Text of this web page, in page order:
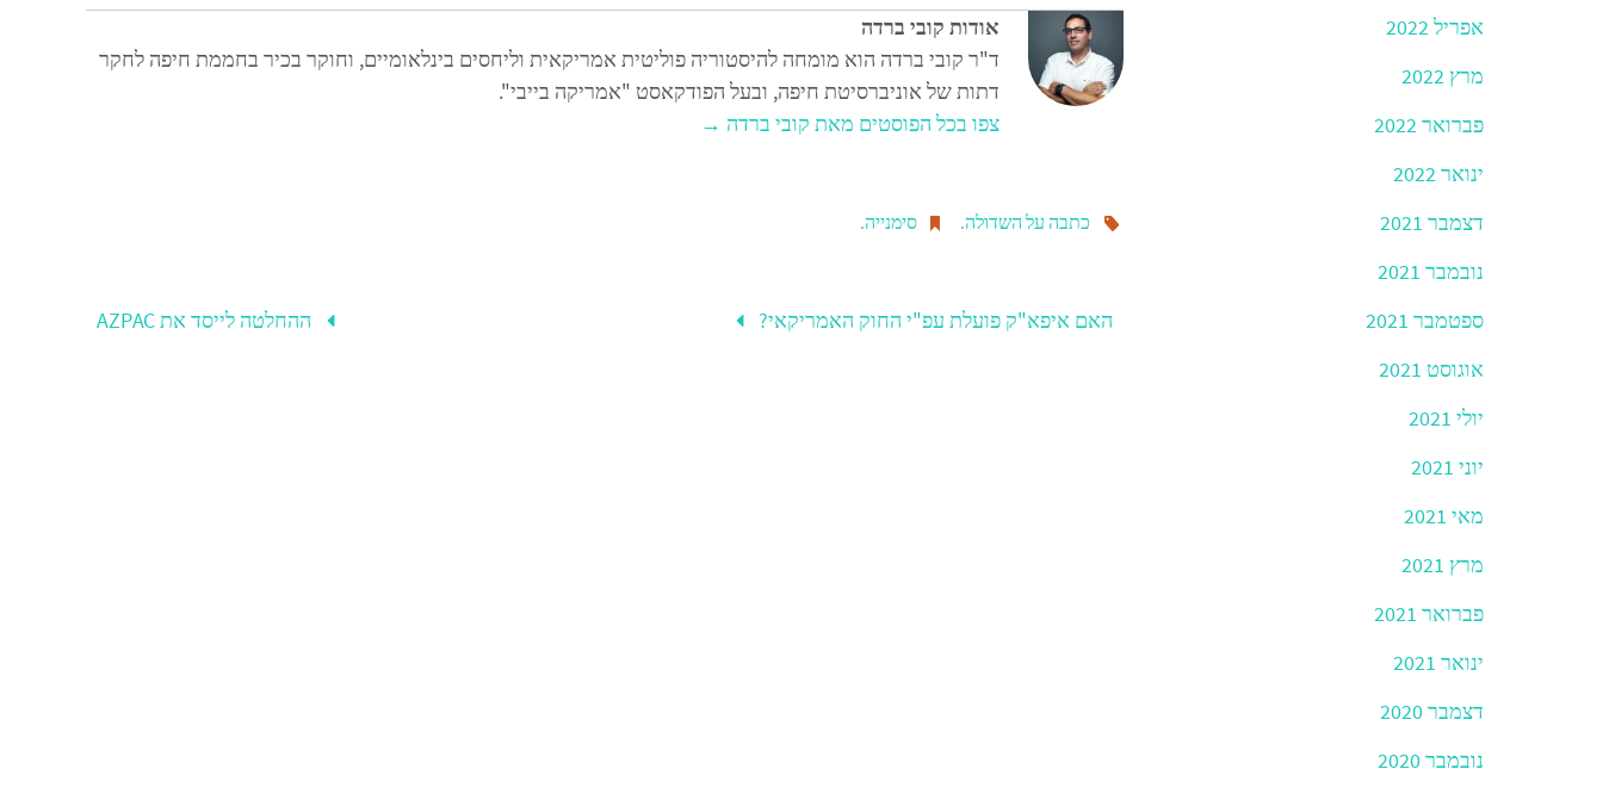
b
o
o
tt
er
ar
e
אודות קובי ברדה
ד"ר קובי ברדה הוא מומחה להיסטוריה פוליטית אמריקאית וליחסים בינלאומיים, וחוקר בכיר בחממת חיפה לחקר
דתות של אוניברסיטת חיפה, ובעל הפודקאסט "אמריקה בייבי".
צפו בכל הפוסטים מאת קובי ברדה →
כתבה על השדולה. סימנייה.
ההחלטה לייסד את AZPAC האם איפא"ק פועלת עפ"י החוק האמריקאי?
אפריל 2022
מרץ 2022
פברואר 2022
ינואר 2022
דצמבר 2021
נובמבר 2021
ספטמבר 2021
אוגוסט 2021
יולי 2021
יוני 2021
מאי 2021
מרץ 2021
פברואר 2021
ינואר 2021
דצמבר 2020
נובמבר 2020